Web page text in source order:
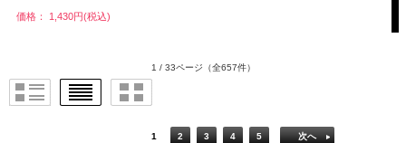
価格： 1,430円(税込)
1 / 33ページ （全657件）
1 2 3 4 5 次へ